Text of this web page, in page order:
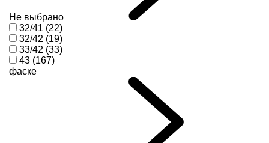
Не выбрано
32/41 (22)
32/42 (19)
33/42 (33)
43 (167)
фаске